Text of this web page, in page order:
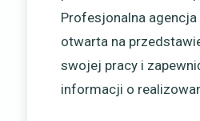
Profesjonalna agencja
otwarta na
swojej pracy i
informacji o